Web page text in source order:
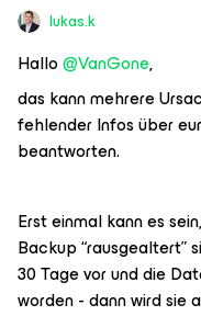
lukas.k
Hallo ​@VanGone,
das kann mehrere
fehlender Infos über
beantworten.
Erst einmal kann es
Backup “rausgealtert”
30 Tage vor und die
worden - dann wird sie